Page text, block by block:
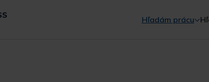
Hľadám prácu